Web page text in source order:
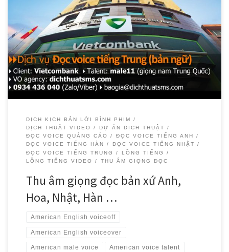
Dịch Thuật SMS tự hào là đối tác đáng tin cậy của Vietcombank
trong việc cung cấp các dịch vụ thu âm giọng đọc voice chuyên
nghiệp bằng tiếng Hàn, tiếng Trung, tiếng Anh và tiếng Nhật.
DỊCH KỊCH BẢN LỜI BÌNH PHIM
DỊCH THUẬT VIDEO
DỰ ÁN DỊCH THUẬT
ĐỌC VOICE QUẢNG CÁO
ĐỌC VOICE TIẾNG ANH
ĐỌC VOICE TIẾNG HÀN
ĐỌC VOICE TIẾNG NHẬT
ĐỌC VOICE TIẾNG TRUNG
LỒNG TIẾNG
LỒNG TIẾNG VIDEO
THU ÂM GIỌNG ĐỌC
Thu âm giọng đọc bản xứ Anh,
Hoa, Nhật, Hàn …
American English voiceoff
American English voiceover
American male voice American voice talent